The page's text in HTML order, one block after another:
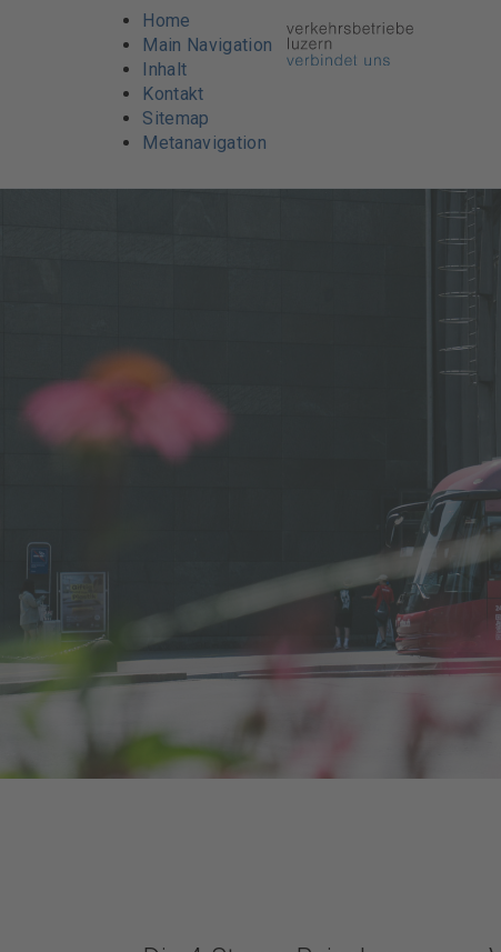
Reisecar
Home
Main Navigation
Inhalt
Kontakt
Sitemap
Metanavigation